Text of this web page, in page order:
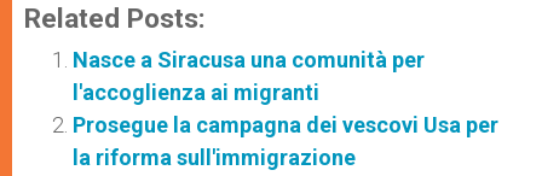
Related Posts:
Nasce a Siracusa una comunità per
l'accoglienza ai migranti
Prosegue la campagna dei vescovi Usa per
la riforma sull'immigrazione